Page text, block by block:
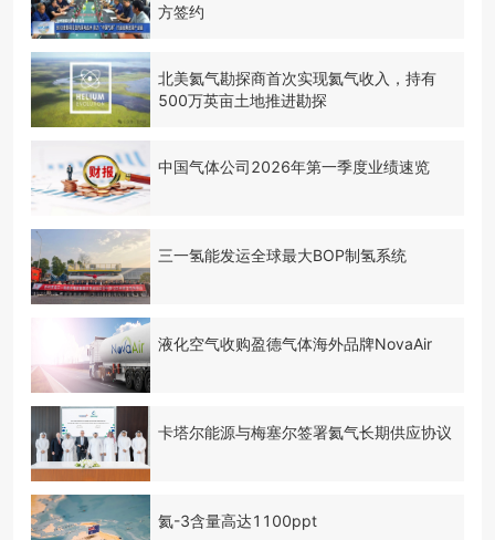
方签约
北美氦气勘探商首次实现氦气收入，持有
500万英亩土地推进勘探
中国气体公司2026年第一季度业绩速览
三一氢能发运全球最大BOP制氢系统
液化空气收购盈德气体海外品牌NovaAir
卡塔尔能源与梅塞尔签署氦气长期供应协议
氦-3含量高达1100ppt